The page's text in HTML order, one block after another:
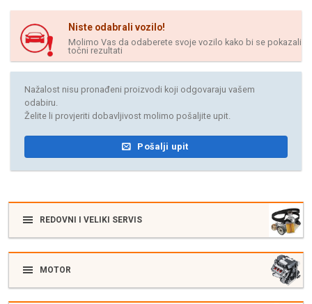
Niste odabrali vozilo!
Molimo Vas da odaberete svoje vozilo kako bi se pokazali
točni rezultati
Nažalost nisu pronađeni proizvodi koji odgovaraju vašem
odabiru.
Želite li provjeriti dobavljivost molimo pošaljite upit.
Pošalji upit
REDOVNI I VELIKI SERVIS
MOTOR